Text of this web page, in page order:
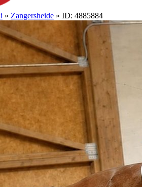
» Zangersheide » ID: 4885884